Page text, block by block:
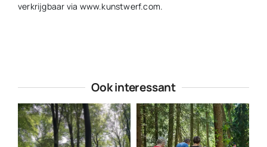
verkrijgbaar via www.kunstwerf.com.
Ook interessant